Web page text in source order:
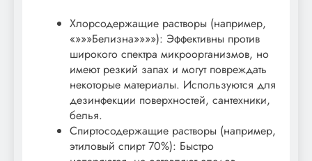
Хлорсодержащие растворы (например,
«»»»Белизна»»»»): Эффективны против
широкого спектра микроорганизмов, но
имеют резкий запах и могут повреждать
некоторые материалы. Используются для
дезинфекции поверхностей, сантехники,
белья.
Спиртосодержащие растворы (например,
этиловый спирт 70%): Быстро